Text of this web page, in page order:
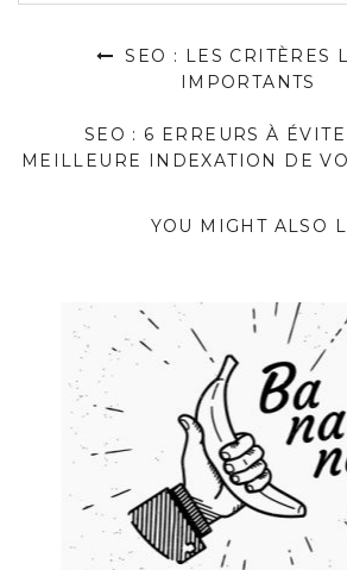
SEO : LES CRITÈRES
IMPORTANTS
SEO : 6 ERREURS À
MEILLEURE INDEXATION DE
YOU MIGHT ALSO